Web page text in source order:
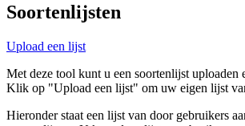
Soortenlijsten
Upload een lijst
Met deze tool kunt u een soortenlijst uploaden
Klik op "Upload een lijst" om uw eigen lijst
Hieronder staat een lijst van door gebruikers